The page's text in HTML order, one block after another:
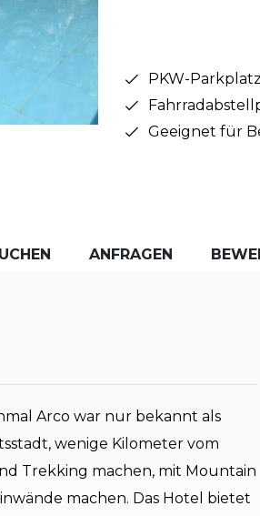
PKW-Parkplatz
Geeignet für
ANFRAGEN
Arco war nur bekannt als
wenige Kilometer vom
Trekking machen, mit Mountain
machen. Das Hotel bietet